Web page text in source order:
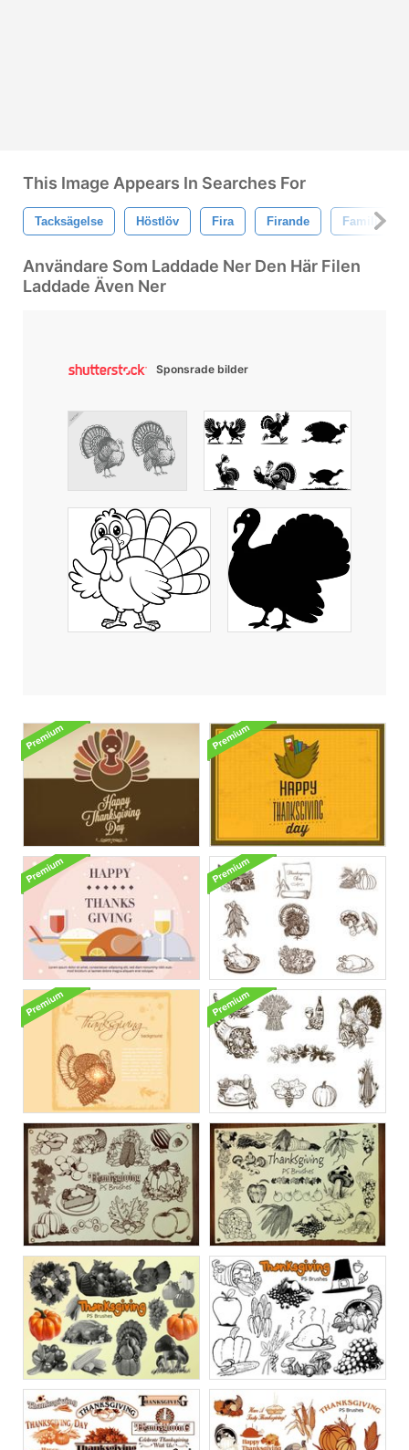
This Image Appears In Searches For
Tacksägelse Höstlöv Fira Firande Familj
Användare Som Laddade Ner Den Här Filen
Laddade Även Ner
Sponsrade bilder